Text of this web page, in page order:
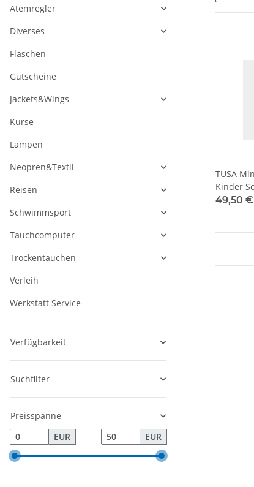
TUSA
Kinder
49,50 €
Atemregler
Diverses
Flaschen
Gutscheine
Jackets&Wings
Kurse
Lampen
Neopren&Textil
Reisen
Schwimmsport
Tauchcomputer
Trockentauchen
Verleih
Werkstatt Service
Verfügbarkeit
Suchfilter
Preisspanne
EUR
EUR